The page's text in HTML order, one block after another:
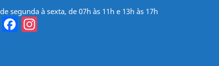
de segunda à sexta, de 07h às 11h e 13h às 17h
Facebook